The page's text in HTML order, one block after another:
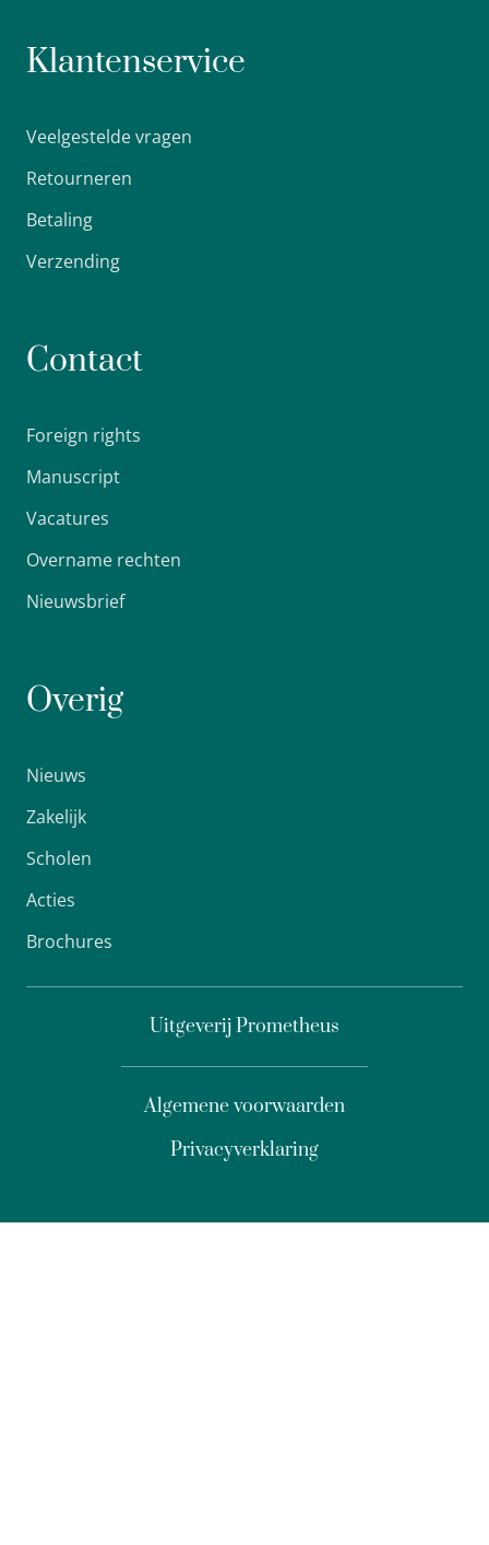
Klantenservice
Veelgestelde vragen
Retourneren
Betaling
Verzending
Contact
Foreign rights
Manuscript
Vacatures
Overname rechten
Nieuwsbrief
Overig
Nieuws
Zakelijk
Scholen
Acties
Brochures
Uitgeverij Prometheus
Privacyverklaring
Algemene voorwaarden